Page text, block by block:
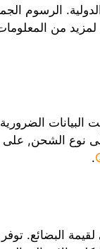
الرسوم
لمزيد من
البيانات
نوع الشحن, على
.
البضائع. توفر